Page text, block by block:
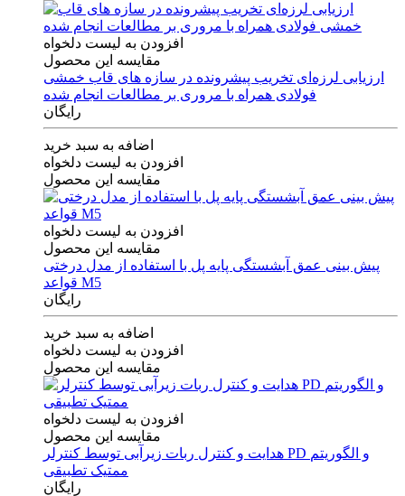
افزودن به لیست دلخواه
مقایسه این محصول
ارزیابی لرزه‌ای تخریب پیشرونده در سازه های قاب خمشی
فولادی همراه با مروری بر مطالعات انجام شده
رایگان
اضافه به سبد خرید
افزودن به لیست دلخواه
مقایسه این محصول
افزودن به لیست دلخواه
مقایسه این محصول
پیش بینی عمق آبشستگی پایه پل با استفاده از مدل درختی
قواعد M5
رایگان
اضافه به سبد خرید
افزودن به لیست دلخواه
مقایسه این محصول
افزودن به لیست دلخواه
مقایسه این محصول
هدایت و کنترل ربات زیرآبی توسط کنترلر PD و الگوریتم
ممتیک تطبیقی
رایگان